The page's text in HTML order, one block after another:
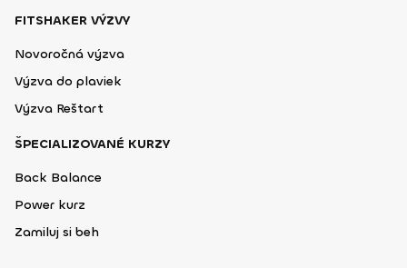
FITSHAKER VÝZVY
Novoročná výzva
Výzva do plaviek
Výzva Reštart
ŠPECIALIZOVANÉ KURZY
Back Balance
Power kurz
Zamiluj si beh